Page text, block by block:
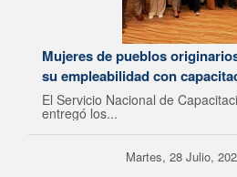
Mujeres de pueblos
su empleabilidad con
El Servicio Nacional de
entregó los...
Martes, 28 Julio,